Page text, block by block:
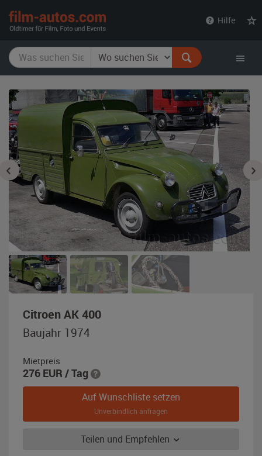
Hilfe
Citroen AK 400,
Baujahr 1974
Mietpreis
276 EUR / Tag
Auf Wunschliste setzen
Unverbindlich anfragen
Teilen und Empfehlen